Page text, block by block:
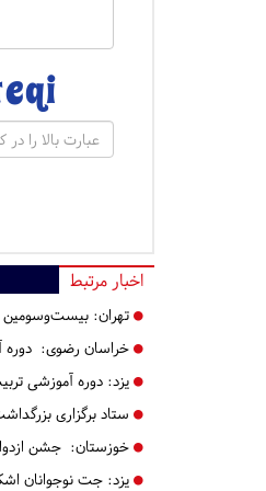
اخبار مرتبط
تهران: بیست‌وسومین
خراسان رضوی: دوره
یزد: دوره آموزشی
ستاد برگزاری
خوزستان: جشن ازدواج ۱۴ زوج جوان با عطر شهدا در شلمچه
یزد: جت نوجوانان اشکذری در